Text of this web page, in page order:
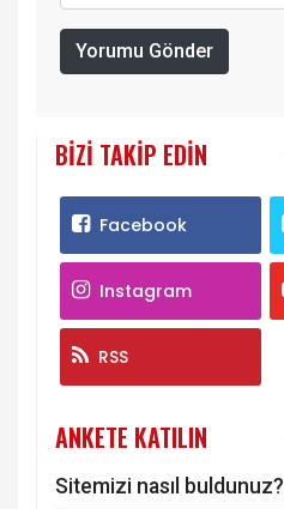
Yorumu Gönder
BIZI TAKIP EDIN
Facebook
Instagram
RSS
ANKETE KATILIN
Sitemizi nasıl buldunuz?